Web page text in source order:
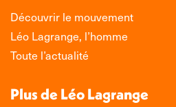
Découvrir le mouvement
Léo Lagrange, l’homme
Toute l’actualité
Plus de Léo Lagrange